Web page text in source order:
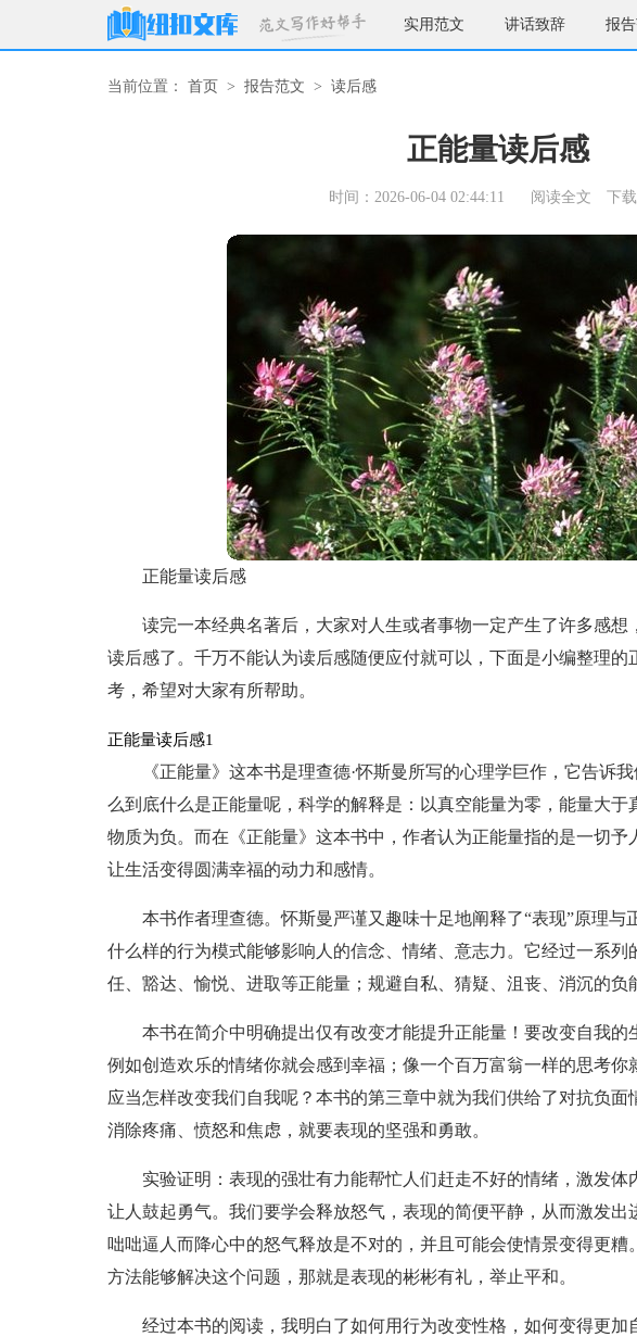
实用范文 讲话致辞 报
当前位置： 首页 > 报告范文 > 读后感
正能量读后感
时间：2026-06-04 02:44:11 阅读全文 下
正能量读后感
读完一本经典名著后，大家对人生或者事物一定产生了许多感想
读后感了。千万不能认为读后感随便应付就可以，下面是小编整理的
考，希望对大家有所帮助。
正能量读后感1
《正能量》这本书是理查德·怀斯曼所写的心理学巨作，它告诉
么到底什么是正能量呢，科学的解释是：以真空能量为零，能量大于
物质为负。而在《正能量》这本书中，作者认为正能量指的是一切予
让生活变得圆满幸福的动力和感情。
本书作者理查德。怀斯曼严谨又趣味十足地阐释了“表现”原理与
什么样的行为模式能够影响人的信念、情绪、意志力。它经过一系列
任、豁达、愉悦、进取等正能量；规避自私、猜疑、沮丧、消沉的负
本书在简介中明确提出仅有改变才能提升正能量！要改变自我的
例如创造欢乐的情绪你就会感到幸福；像一个百万富翁一样的思考你
应当怎样改变我们自我呢？本书的第三章中就为我们供给了对抗负
消除疼痛、愤怒和焦虑，就要表现的坚强和勇敢。
实验证明：表现的强壮有力能帮忙人们赶走不好的情绪，激发
让人鼓起勇气。我们要学会释放怒气，表现的简便平静，从而激发出
咄咄逼人而降心中的怒气释放是不对的，并且可能会使情景变得更
方法能够解决这个问题，那就是表现的彬彬有礼，举止平和。
经过本书的阅读，我明白了如何用行为改变性格，如何变得更